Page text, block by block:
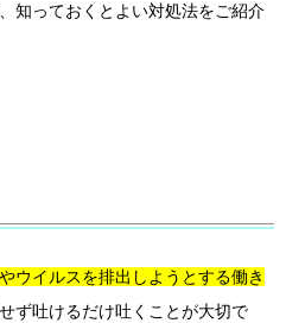
知っておくとよい対処法をご紹介
ウイルスを排出しようとする働き
ず吐けるだけ吐くことが大切で